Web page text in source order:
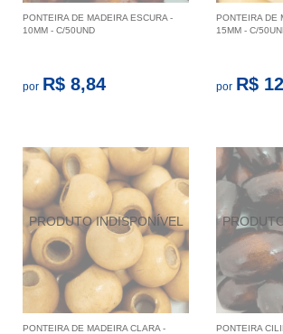
PONTEIRA DE MADEIRA ESCURA -
10MM - C/50UND
por R$ 8,84
PONTEIRA DE
15MM - C/
por R$
PONTEIRA DE MADEIRA CLARA -
PONTEIRA